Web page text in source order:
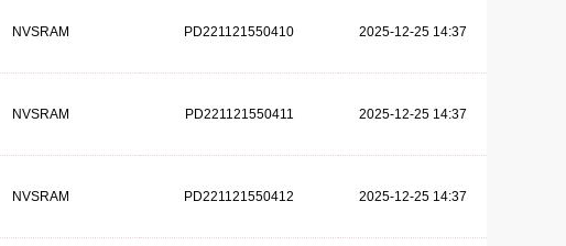
NVSRAM PD221121550410 2025-12-25 14:37
NVSRAM PD221121550411 2025-12-25 14:37
NVSRAM PD221121550412 2025-12-25 14:37